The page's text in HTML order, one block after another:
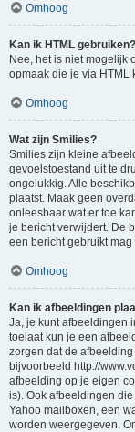
Omhoog
Kan ik HTML gebruiken?
Nee, het is niet mogelijk
opmaak die je via HTML
Omhoog
Wat zijn Smilies?
Smilies zijn kleine
gevoelstoestand uit te
ongelukkig. Alle
plaatst. Maak geen
onleesbaar wat er toe
je bericht verwijdert. De
een bericht gebruikt
Omhoog
Kan ik afbeeldingen
Ja, je kunt afbeeldingen
toelaat kun je een
zorgen dat de
bijvoorbeeld http://
afbeelding op je eigen
is). Ook afbeeldingen
Yahoo mailboxen, een
worden weergegeven.